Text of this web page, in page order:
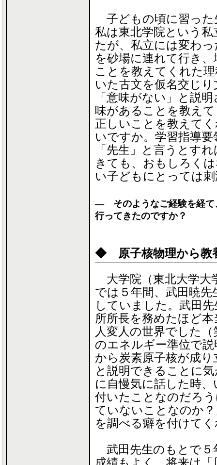
子どもの頃に習った
私は東北学院という
たが、私立には変わ
を砂場に連れて行き
ことを教えてくれた
いた古文を仮名交じ
「意味がない」と説
味があることを教え
正しいことを教えて
いですか。学習指導
「先生」と言うとす
きても、おもしろく
い子どもにとっては
― そのようなご経験を経て
行ってきたのですか？
◆ 原子核物理から教
大学院（東北大学大
では５年間、武田暁
していました。武田
所所長を務めたほど
人変人の世界でした
のエネルギー準位で
から炭素原子核が成
と説明できることに
に自慢気に話した時
付いたことなのだろ
ていないことなのか
を調べる癖を付けて
武田先生のもとで５